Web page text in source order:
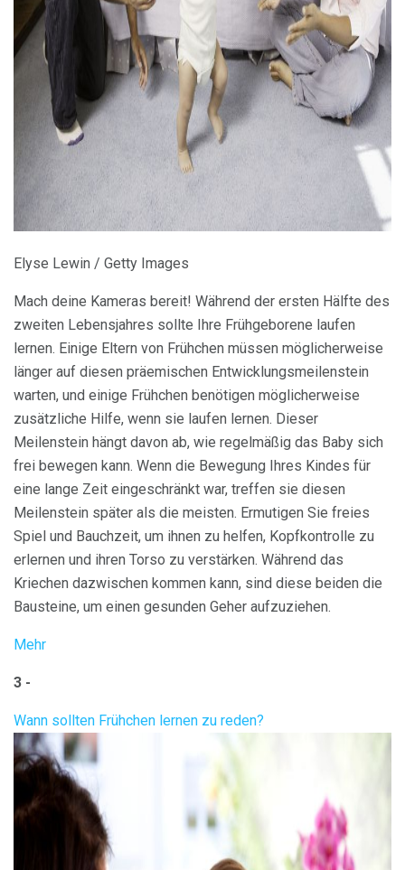
ad
Elyse Lewin / Getty Images
Mach deine Kameras bereit! Während der ersten Hälfte des
zweiten Lebensjahres sollte Ihre Frühgeborene laufen
lernen. Einige Eltern von Frühchen müssen möglicherweise
länger auf diesen präemischen Entwicklungsmeilenstein
warten, und einige Frühchen benötigen möglicherweise
zusätzliche Hilfe, wenn sie laufen lernen. Dieser
Meilenstein hängt davon ab, wie regelmäßig das Baby sich
frei bewegen kann. Wenn die Bewegung Ihres Kindes für
eine lange Zeit eingeschränkt war, treffen sie diesen
Meilenstein später als die meisten. Ermutigen Sie freies
Spiel und Bauchzeit, um ihnen zu helfen, Kopfkontrolle zu
erlernen und ihren Torso zu verstärken. Während das
Kriechen dazwischen kommen kann, sind diese beiden die
Bausteine, um einen gesunden Geher aufzuziehen.
Mehr
3 -
Wann sollten Frühchen lernen zu reden?